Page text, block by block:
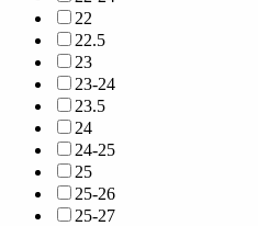
22
22.5
23
23-24
23.5
24
24-25
25
25-26
25-27